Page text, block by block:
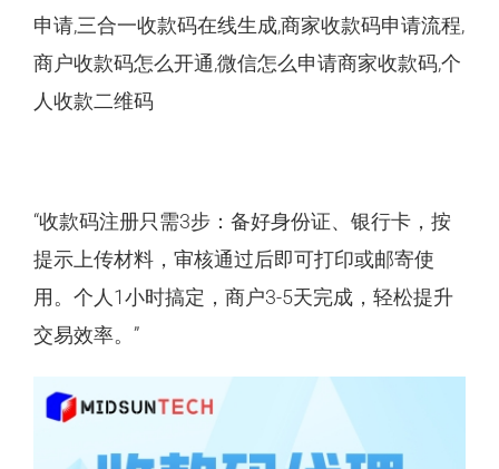
申请,三合一收款码在线生成,商家收款码申请流程,
商户收款码怎么开通,微信怎么申请商家收款码,个
人收款二维码
“收款码注册只需3步：备好身份证、银行卡，按
提示上传材料，审核通过后即可打印或邮寄使
用。个人1小时搞定，商户3-5天完成，轻松提升
交易效率。”